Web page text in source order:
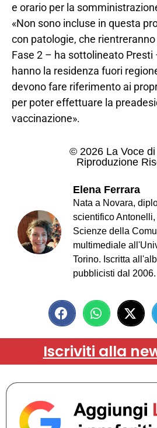
e orario per la
«Non sono incluse in questa
con patologie, che
Fase 2 – ha sottolineato Presti
hanno la residenza fuori
devono fare riferimento ai
per poter effettuare la
vaccinazione».
© 2026 La Voce
Riproduzione
Elena Ferrara
Nata a Novara,
scientifico
Scienze della
multimediale
Torino. Iscritta
pubblicisti dal 2006.
Iscriviti alla